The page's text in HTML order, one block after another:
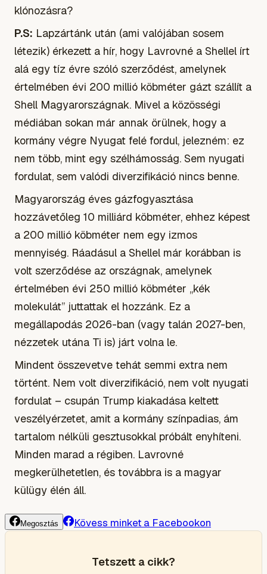
klónozásra?
P.S: Lapzártánk után (ami valójában sosem
létezik) érkezett a hír, hogy Lavrovné a Shellel írt
alá egy tíz évre szóló szerződést, amelynek
értelmében évi 200 millió köbméter gázt szállít a
Shell Magyarországnak. Mivel a közösségi
médiában sokan már annak örülnek, hogy a
kormány végre Nyugat felé fordul, jelezném: ez
nem több, mint egy szélhámosság. Sem nyugati
fordulat, sem valódi diverzifikáció nincs benne.
Magyarország éves gázfogyasztása
hozzávetőleg 10 milliárd köbméter, ehhez képest
a 200 millió köbméter nem egy izmos
mennyiség. Ráadásul a Shellel már korábban is
volt szerződése az országnak, amelynek
értelmében évi 250 millió köbméter „kék
molekulát” juttattak el hozzánk. Ez a
megállapodás 2026-ban (vagy talán 2027-ben,
nézzetek utána Ti is) járt volna le.
Mindent összevetve tehát semmi extra nem
történt. Nem volt diverzifikáció, nem volt nyugati
fordulat – csupán Trump kiakadása keltett
veszélyérzetet, amit a kormány színpadias, ám
tartalom nélküli gesztusokkal próbált enyhíteni.
Minden marad a régiben. Lavrovné
megkerülhetetlen, és továbbra is a magyar
külügy élén áll.
Megosztás Kövess minket a Facebookon
Tetszett a cikk?